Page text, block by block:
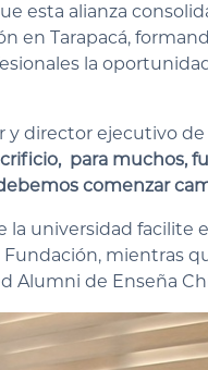
esta alianza
en Tarapacá,
la
y director ejecutivo
para muchos,
comenzar
la universidad facilite
mientras
Alumni de Enseña